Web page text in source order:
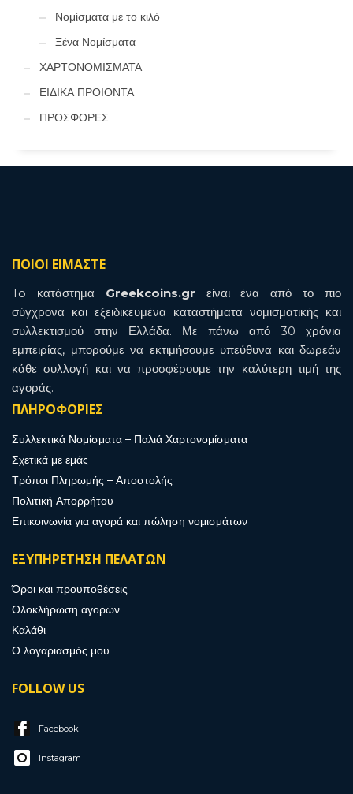
Νομίσματα με το κιλό
Ξένα Νομίσματα
ΧΑΡΤΟΝΟΜΙΣΜΑΤΑ
ΕΙΔΙΚΑ ΠΡΟΙΟΝΤΑ
ΠΡΟΣΦΟΡΕΣ
ΠΟΙΟΙ ΕΙΜΑΣΤΕ
To κατάστημα Greekcoins.gr είναι ένα από το πιο
σύγχρονα και εξειδικευμένα καταστήματα νομισματικής και
συλλεκτισμού στην Ελλάδα. Με πάνω από 30 χρόνια
εμπειρίας, μπορούμε να εκτιμήσουμε υπεύθυνα και δωρεάν
κάθε συλλογή και να προσφέρουμε την καλύτερη τιμή της
αγοράς.
ΠΛΗΡΟΦΟΡΙΕΣ
Συλλεκτικά Νομίσματα – Παλιά Χαρτονομίσματα
Σχετικά με εμάς
Τρόποι Πληρωμής – Αποστολής
Πολιτική Απορρήτου
Επικοινωνία για αγορά και πώληση νομισμάτων
ΕΞΥΠΗΡΕΤΗΣΗ ΠΕΛΑΤΩΝ
Όροι και προυποθέσεις
Ολοκλήρωση αγορών
Καλάθι
Ο λογαριασμός μου
FOLLOW US
Facebook
Instagram